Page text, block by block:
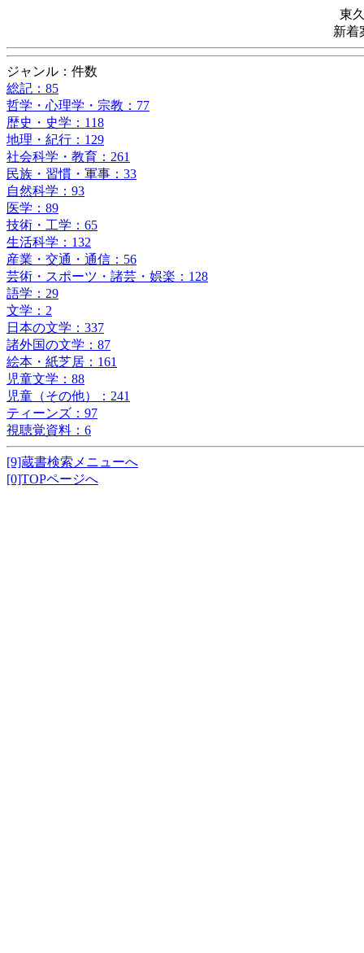
東
新着
ジャンル：件数
総記：85
哲学・心理学・宗教：77
歴史・史学：118
地理・紀行：129
社会科学・教育：261
民族・習慣・軍事：33
自然科学：93
医学：89
技術・工学：65
生活科学：132
産業・交通・通信：56
芸術・スポーツ・諸芸・娯楽：128
語学：29
文学：2
日本の文学：337
諸外国の文学：87
絵本・紙芝居：161
児童文学：88
児童（その他）：241
ティーンズ：97
視聴覚資料：6
[9]蔵書検索メニューへ
[0]TOPページへ